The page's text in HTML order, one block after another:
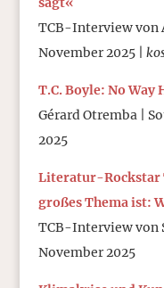
TCB-Interview von
November 2025 |
T.C. Boyle: No Way
Gérard Otremba |
2025
Literatur-Rockstar
großes Thema ist:
TCB-Interview von
November 2025